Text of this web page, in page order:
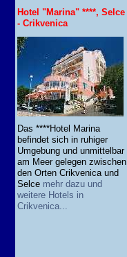
Hotel "Marina" ****, Selce
- Crikvenica
Das ****Hotel Marina
befindet sich in ruhiger
Umgebung und unmittelbar
am Meer gelegen zwischen
den Orten Crikvenica und
Selce mehr dazu und
weitere Hotels in
Crikvenica...